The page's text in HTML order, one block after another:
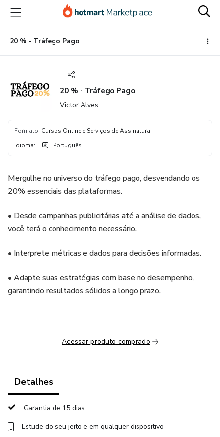
para
conteúdo
principal
para
pagamento
para
rodapé
20 % - Tráfego Pago
20 % - Tráfego Pago
Victor Alves
Formato: Cursos Online e Serviços de Assinatura
Idioma: Português
Mergulhe no universo do tráfego pago, desvendando os
20% essenciais das plataformas.
• Desde campanhas publicitárias até a análise de dados,
você terá o conhecimento necessário.
• Interprete métricas e dados para decisões informadas.
• Adapte suas estratégias com base no desempenho,
garantindo resultados sólidos a longo prazo.
Acessar produto comprado
Detalhes
Garantia de 15 dias
Estude do seu jeito e em qualquer dispositivo